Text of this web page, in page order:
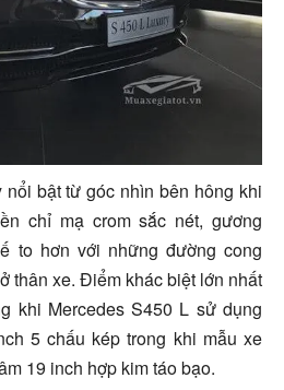
bật từ góc nhìn bên hông khi
chỉ mạ crom sắc nét, gương
to hơn với những đường cong
thân xe. Điểm khác biệt lớn nhất
khi Mercedes S450 L sử dụng
5 chấu kép trong khi mẫu xe
19 inch hợp kim táo bạo.